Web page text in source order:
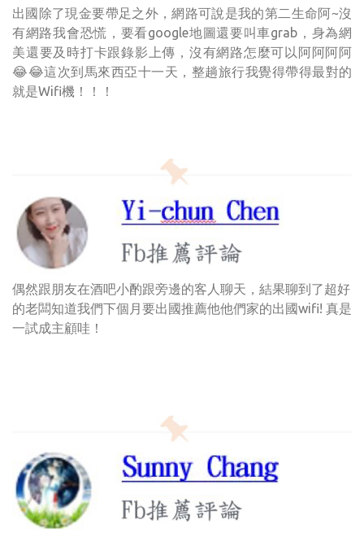
出國除了現金要帶足之外，網路可說是我的第二生命阿~沒
有網路我會恐慌，要看google地圖還要叫車grab，身為網
美還要及時打卡跟錄影上傳，沒有網路怎麼可以阿阿阿阿
😂😂這次到馬來西亞十一天，整趟旅行我覺得帶得最對的
就是Wifi機！！！
偶然跟朋友在酒吧小酌跟旁邊的客人聊天，結果聊到了超好
的老闆知道我們下個月要出國推薦他他們家的出國wifi! 真是
一試成主顧哇！